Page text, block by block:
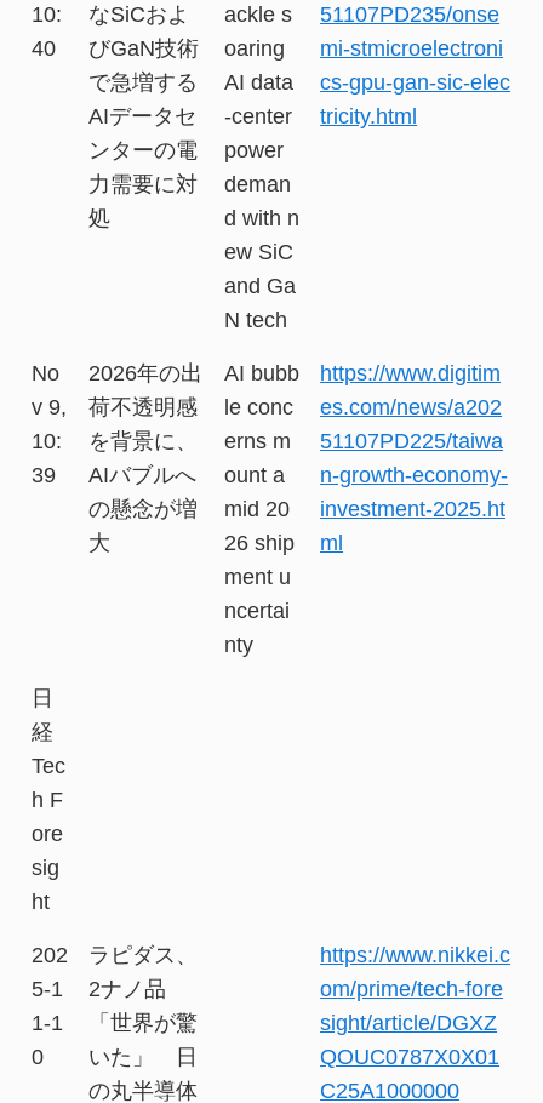
10:
40
なSiCおよ
びGaN技術
で急増する
AIデータセ
ンターの電
力需要に対
処
ackle s
oaring
AI data
-center
power
deman
d with n
ew SiC
and Ga
N tech
51107PD235/onse
mi-stmicroelectroni
cs-gpu-gan-sic-elec
tricity.html
No
v 9,
10:
39
2026年の出
荷不透明感
を背景に、
AIバブルへ
の懸念が増
大
AI bubb
le conc
erns m
ount a
mid 20
26 ship
ment u
ncertai
nty
https://www.digitim
es.com/news/a202
51107PD225/taiwa
n-growth-economy-
investment-2025.ht
ml
日
経
Tec
h F
ore
sig
ht
202
5-1
1-1
0
ラピダス、
2ナノ品
「世界が驚
いた」 日
の丸半導体
https://www.nikkei.c
om/prime/tech-fore
sight/article/DGXZ
QOUC0787X0X01
C25A1000000